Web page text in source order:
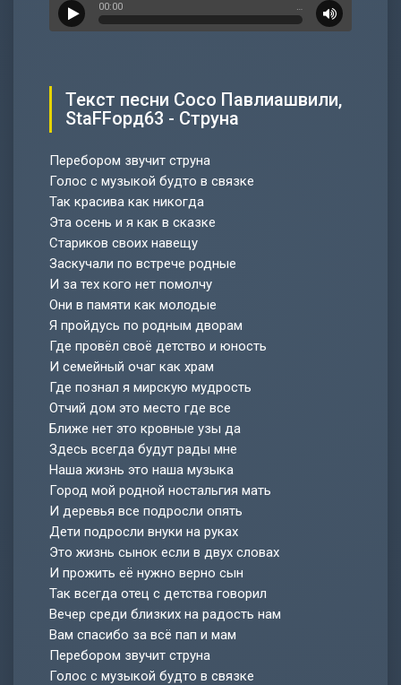
00:00 …
Текст песни Сосо Павлиашвили,
StaFFорд63 - Струна
Перебором звучит струна
Голос с музыкой будто в связке
Так красива как никогда
Эта осень и я как в сказке
Стариков своих навещу
Заскучали по встрече родные
И за тех кого нет помолчу
Они в памяти как молодые
Я пройдусь по родным дворам
Где провёл своё детство и юность
И семейный очаг как храм
Где познал я мирскую мудрость
Отчий дом это место где все
Ближе нет это кровные узы да
Здесь всегда будут рады мне
Наша жизнь это наша музыка
Город мой родной ностальгия мать
И деревья все подросли опять
Дети подросли внуки на руках
Это жизнь сынок если в двух словах
И прожить её нужно верно сын
Так всегда отец с детства говорил
Вечер среди близких на радость нам
Вам спасибо за всё пап и мам
Перебором звучит струна
Голос с музыкой будто в связке